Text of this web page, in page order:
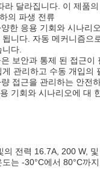
라 달라집니다. 이 제품
의 파생 전류
한 응용 기회와 시나리
니다. 자동 메커니즘
다.
보안과 통제 된 접근
관리하고 수동 개입
접근을 관리하는 안전
기회와 시나리오에 대
의 전력 16.7A, 200 W,
는 -30°C에서 80°C까